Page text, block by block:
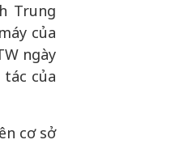
Trung
của
ngày
của
cơ sở